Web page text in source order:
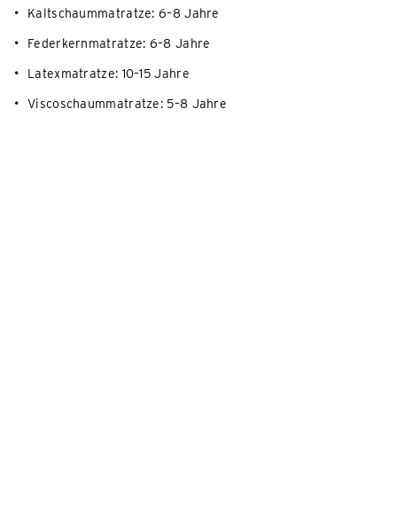
Kaltschaummatratze: 6–8 Jahre
Federkernmatratze: 6–8 Jahre
Latexmatratze: 10–15 Jahre
Viscoschaummatratze: 5–8 Jahre